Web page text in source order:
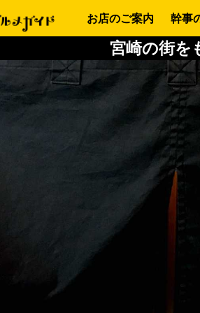
お店のご案内 幹事
宮崎の街を